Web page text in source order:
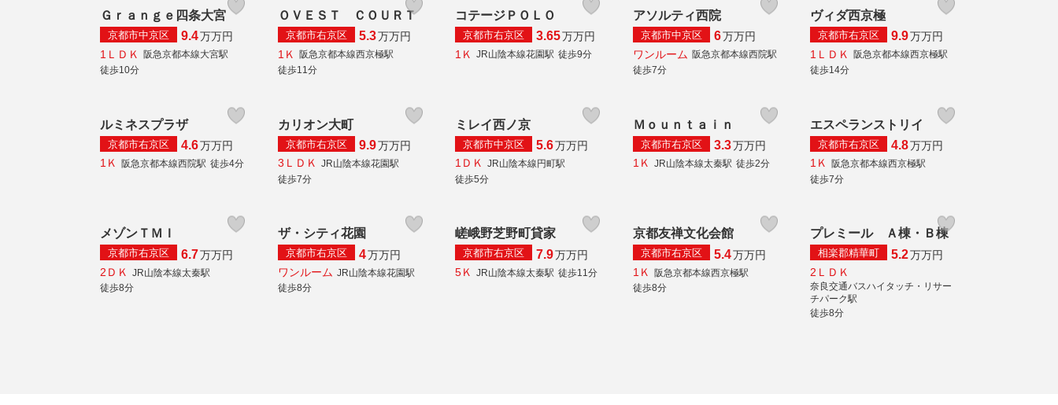
Ｇｒａｎｇｅ四条大宮
京都市中京区 9.4万万円
1ＬＤＫ
阪急京都本線大宮駅
徒歩10分
ＯＶＥＳＴ ＣＯＵＲＴ
京都市右京区 5.3万万円
1Ｋ
阪急京都本線西京極駅
徒歩11分
コテージＰＯＬＯ
京都市右京区 3.65万万円
1Ｋ
JR山陰本線花園駅 徒歩9分
アソルティ西院
京都市中京区 6万万円
ワンルーム 阪急京都本線西院駅
徒歩7分
ヴィダ西京極
京都市右京区 9.9万万円
1ＬＤＫ
阪急京都本線西京極駅
徒歩14分
ルミネスプラザ
京都市右京区 4.6万万円
1Ｋ 阪急京都本線西院駅 徒歩4分
カリオン大町
京都市右京区 9.9万万円
3ＬＤＫ JR山陰本線花園駅
徒歩7分
ミレイ西ノ京
京都市中京区 5.6万万円
1ＤＫ JR山陰本線円町駅
徒歩5分
Ｍｏｕｎｔａｉｎ
京都市右京区 3.3万万円
1Ｋ JR山陰本線太秦駅 徒歩2分
エスペランストリイ
京都市右京区 4.8万万円
1Ｋ 阪急京都本線西京極駅
徒歩7分
メゾンＴＭＩ
京都市右京区 6.7万万円
2ＤＫ
JR山陰本線太秦駅
徒歩8分
ザ・シティ花園
京都市右京区 4万万円
ワンルーム JR山陰本線花園駅
徒歩8分
嵯峨野芝野町貸家
京都市右京区 7.9万万円
5Ｋ
JR山陰本線太秦駅 徒歩11分
京都友禅文化会館
京都市右京区 5.4万万円
1Ｋ
阪急京都本線西京極駅
徒歩8分
プレミール Ａ棟・Ｂ棟
相楽郡精華町 5.2万万円
2ＬＤＫ
奈良交通バスハイタッチ・リサー
チパーク駅
徒歩8分